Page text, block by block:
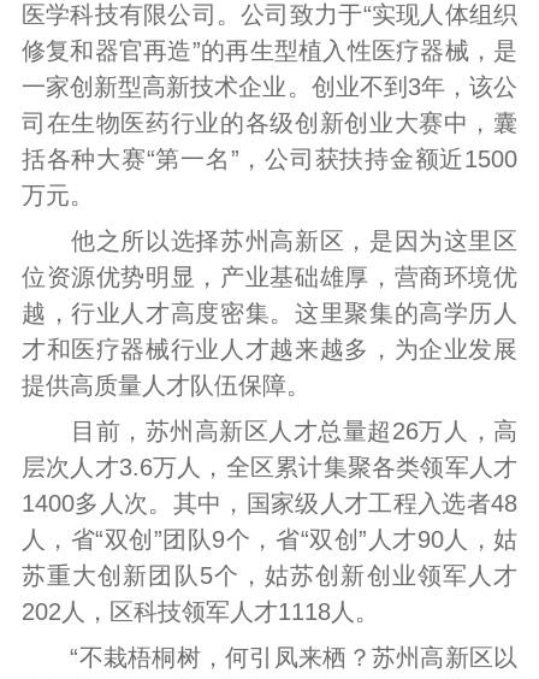
医学科技有限公司。公司致力于“实现人体组织
修复和器官再造”的再生型植入性医疗器械，是
一家创新型高新技术企业。创业不到3年，该公
司在生物医药行业的各级创新创业大赛中，囊
括各种大赛“第一名”，公司获扶持金额近1500
万元。
他之所以选择苏州高新区，是因为这里区
位资源优势明显，产业基础雄厚，营商环境优
越，行业人才高度密集。这里聚集的高学历人
才和医疗器械行业人才越来越多，为企业发展
提供高质量人才队伍保障。
目前，苏州高新区人才总量超26万人，高
层次人才3.6万人，全区累计集聚各类领军人才
1400多人次。其中，国家级人才工程入选者48
人，省“双创”团队9个，省“双创”人才90人，姑
苏重大创新团队5个，姑苏创新创业领军人才
202人，区科技领军人才1118人。
“不栽梧桐树，何引凤来栖？苏州高新区以